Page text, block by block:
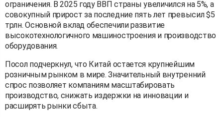
ограничения. В 2025 году ВВП страны увеличился на 5%, а
совокупный прирост за последние пять лет превысил $5
трлн. Основной вклад обеспечили развитие
высокотехнологичного машиностроения и производство
оборудования.
Посол подчеркнул, что Китай остается крупнейшим
розничным рынком в мире. Значительный внутренний
спрос позволяет компаниям масштабировать
производство, снижать издержки на инновации и
расширять рынки сбыта.